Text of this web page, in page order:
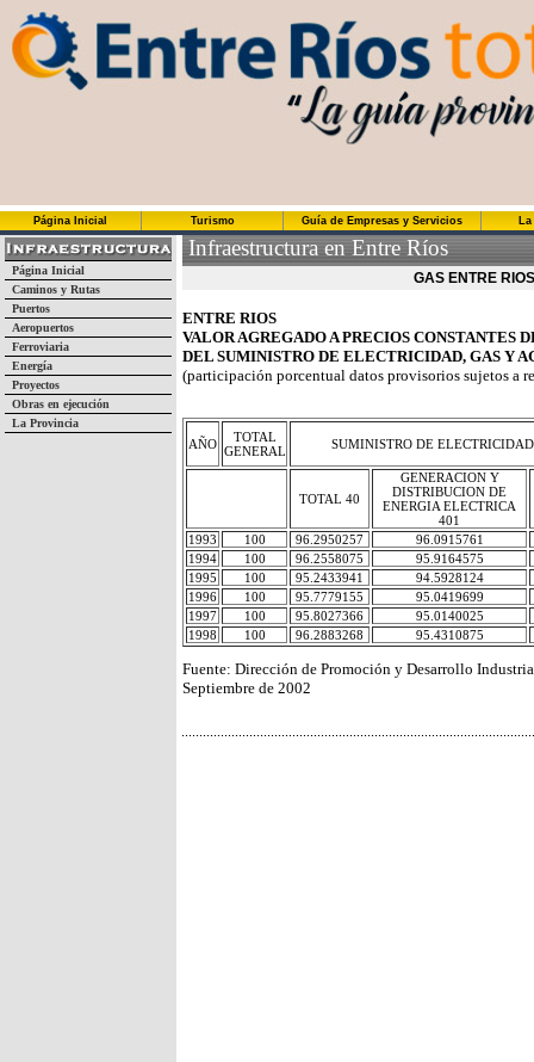
Página Inicial Turismo Guía de Empresas y Servicios
Página Inicial
Caminos y Rutas
Puertos
Aeropuertos
Ferroviaria
Energía
Proyectos
Obras en ejecución
La Provincia
Infraestructura en Entre Ríos
GAS ENTRE
ENTRE RIOS
VALOR AGREGADO A PRECIOS CONSTANTES
DEL SUMINISTRO DE ELECTRICIDAD, GAS Y
(participación porcentual datos provisorios sujetos a
AÑO
TOTAL
GENERAL
SUMINISTRO DE
TOTAL 40
GENERACION Y
DISTRIBUCION DE
ENERGIA ELECTRICA
401
1993
100 96.2950257
96.0915761
1994
100 96.2558075
95.9164575
1995
100 95.2433941
94.5928124
1996
100 95.7779155
95.0419699
1997
100 95.8027366
95.0140025
1998
100 96.2883268 95.4310875
Fuente: Dirección de Promoción y Desarrollo
Septiembre de 2002